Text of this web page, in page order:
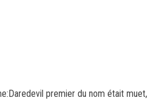
premier du nom était muet,